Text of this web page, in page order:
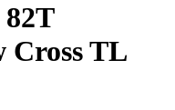
Cross TL